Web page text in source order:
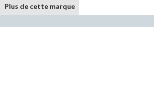
Plus de cette marque